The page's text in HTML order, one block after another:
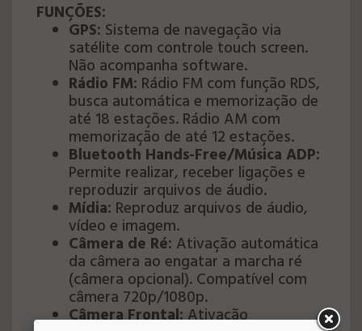
FUNÇÕES:
GPS: Sistema de navegação via
satélite com controle touch screen.
Não acompanha software.
Rádio FM: Rádio FM com função RDS,
busca automática e memorização de
até 18 estações. Rádio AM com
memorização de até 12 estações.
Bluetooth Hands-Free/Música ADP:
Permite realizar, receber ligações e
reproduzir arquivos de áudio.
Mídia: Reproduz arquivos de áudio,
vídeo e imagem.
Câmera de Ré: Ativação automática
da câmera ao engatar a marcha ré
(câmera opcional). Compatível com
câmera 720p/1080p.
Câmera Frontal:Ativação